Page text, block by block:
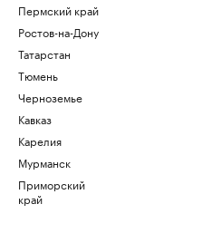
Пермский край
Ростов-на-Дону
Татарстан
Тюмень
Черноземье
Кавказ
Карелия
Мурманск
Приморский
край